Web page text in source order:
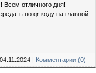
отличного дня!
по qr коду на главной
04.11.2024| Комментарии (0)